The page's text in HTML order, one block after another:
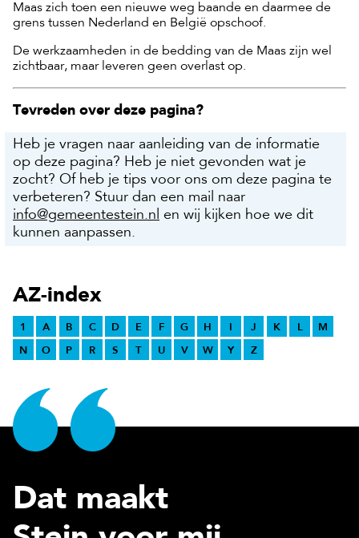
Maas zich toen een nieuwe weg baande en daarmee de
grens tussen Nederland en België opschoof.
De werkzaamheden in de bedding van de Maas zijn wel
zichtbaar, maar leveren geen overlast op.
Tevreden over deze pagina?
Heb je vragen naar aanleiding van de informatie
op deze pagina? Heb je niet gevonden wat je
zocht? Of heb je tips voor ons om deze pagina te
verbeteren? Stuur dan een mail naar
info@gemeentestein.nl en wij kijken hoe we dit
kunnen aanpassen.
AZ-index
1 A B C D E F G H I J K L
M
N
O P R S T U V W Y Z
Dat maakt